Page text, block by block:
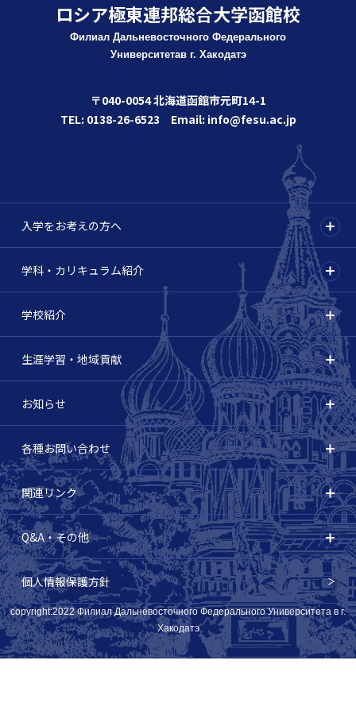
ロシア極東連邦総合大学函館校
Филиал Дальневосточного Федерального
Университетав г. Хакодатэ
〒040-0054 北海道函館市元町14-1
TEL: 0138-26-6523 Email: info@fesu.ac.jp
入学をお考えの方へ
学科・カリキュラム紹介
学校紹介
生涯学習・地域貢献
お知らせ
各種お問い合わせ
関連リンク
Q&A・その他
個人情報保護方針
copyright:2022 Филиал Дальневосточного Федерального Университета в г.
Хакодатэ